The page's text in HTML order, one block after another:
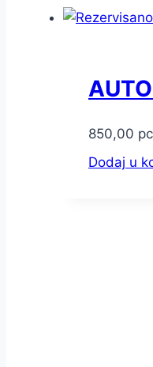
850,00
Dodaj u